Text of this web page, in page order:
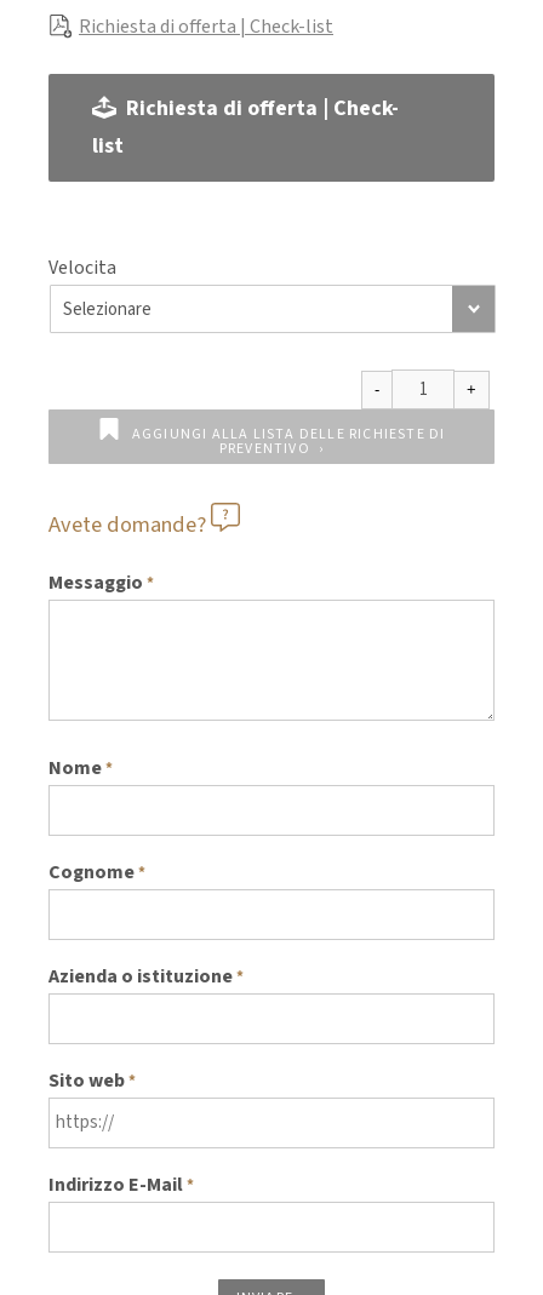
Richiesta di offerta | Check-list
Richiesta di offerta | Check-
list
Velocita
AGGIUNGI ALLA LISTA DELLE RICHIESTE DI
PREVENTIVO
Avete domande?
Messaggio *
Nome*
Cognome*
Azienda o istituzione*
Sito web*
Indirizzo E-Mail*